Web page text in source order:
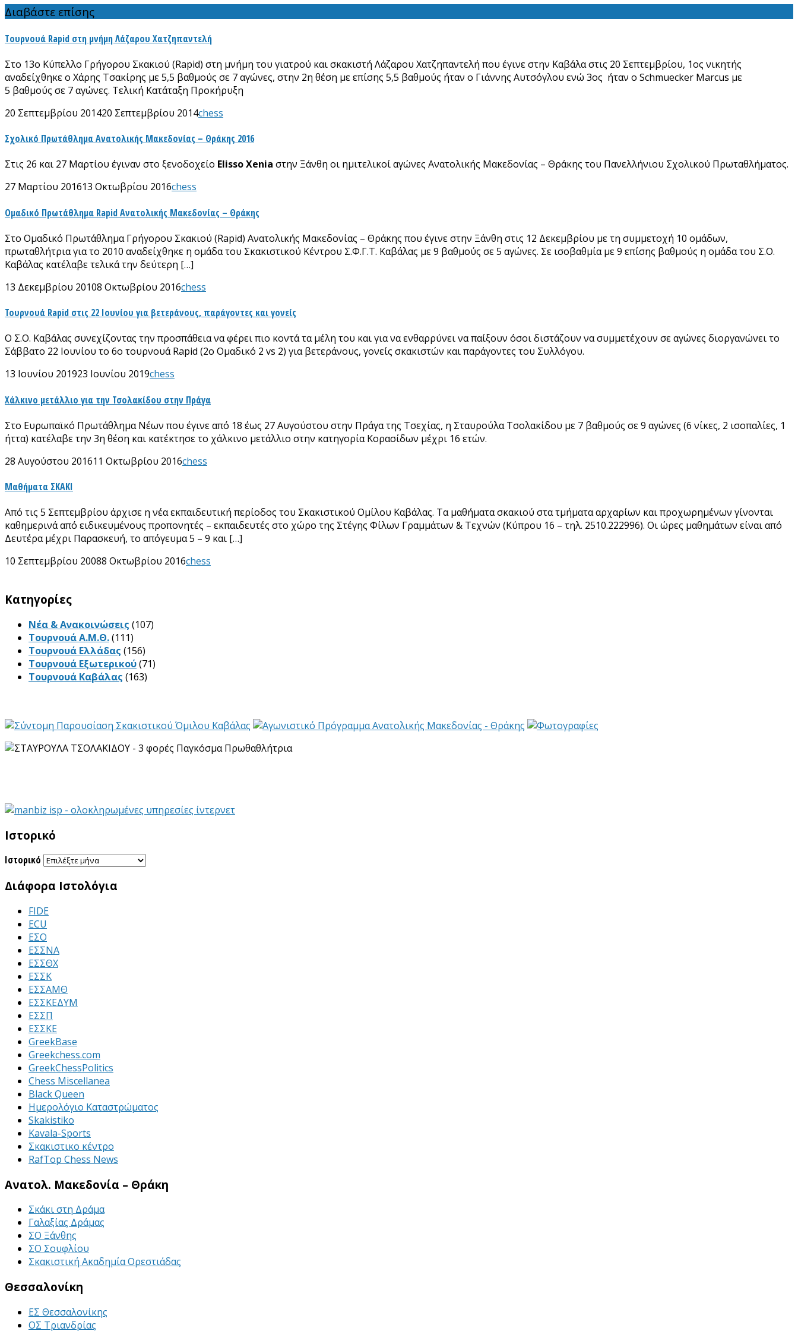
Διαβάστε επίσης
Tουρνουά Rapid στη μνήμη Λάζαρου Χατζηπαντελή
Στο 13ο Κύπελλο Γρήγορου Σκακιού (Rapid) στη μνήμη του γιατρού και σκακιστή Λάζαρου Χατζηπαντελή που έγινε στην Καβάλα στις 20 Σεπτεμβρίου, 1ος νικητής
αναδείχθηκε ο Χάρης Τσακίρης με 5,5 βαθμούς σε 7 αγώνες, στην 2η θέση με επίσης 5,5 βαθμούς ήταν ο Γιάννης Αυτσόγλου ενώ 3ος ήταν ο Schmuecker Marcus με
5 βαθμούς σε 7 αγώνες. Τελική Κατάταξη Προκήρυξη
20 Σεπτεμβρίου 201420 Σεπτεμβρίου 2014chess
Σχολικό Πρωτάθλημα Ανατολικής Μακεδονίας – Θράκης 2016
Στις 26 και 27 Μαρτίου έγιναν στο ξενοδοχείο Elisso Xenia στην Ξάνθη οι ημιτελικοί αγώνες Ανατολικής Μακεδονίας – Θράκης του Πανελλήνιου Σχολικού Πρωταθλήματος.
27 Μαρτίου 201613 Οκτωβρίου 2016chess
Ομαδικό Πρωτάθλημα Rapid Ανατολικής Μακεδονίας – Θράκης
Στο Ομαδικό Πρωτάθλημα Γρήγορου Σκακιού (Rapid) Ανατολικής Μακεδονίας – Θράκης που έγινε στην Ξάνθη στις 12 Δεκεμβρίου με τη συμμετοχή 10 ομάδων,
πρωταθλήτρια για το 2010 αναδείχθηκε η ομάδα του Σκακιστικού Κέντρου Σ.Φ.Γ.Τ. Καβάλας με 9 βαθμούς σε 5 αγώνες. Σε ισοβαθμία με 9 επίσης βαθμούς η ομάδα του Σ.Ο.
Καβάλας κατέλαβε τελικά την δεύτερη […]
13 Δεκεμβρίου 20108 Οκτωβρίου 2016chess
Τουρνουά Rapid στις 22 Ιουνίου για βετεράνους, παράγοντες και γονείς
Ο Σ.Ο. Καβάλας συνεχίζοντας την προσπάθεια να φέρει πιο κοντά τα μέλη του και για να ενθαρρύνει να παίξουν όσοι διστάζουν να συμμετέχουν σε αγώνες διοργανώνει το
Σάββατο 22 Ιουνίου το 6ο τουρνουά Rapid (2ο Ομαδικό 2 vs 2) για βετεράνους, γονείς σκακιστών και παράγοντες του Συλλόγου.
13 Ιουνίου 201923 Ιουνίου 2019chess
Χάλκινο μετάλλιο για την Τσολακίδου στην Πράγα
Στο Ευρωπαϊκό Πρωτάθλημα Νέων που έγινε από 18 έως 27 Αυγούστου στην Πράγα της Τσεχίας, η Σταυρούλα Τσολακίδου με 7 βαθμούς σε 9 αγώνες (6 νίκες, 2 ισοπαλίες, 1
ήττα) κατέλαβε την 3η θέση και κατέκτησε το χάλκινο μετάλλιο στην κατηγορία Κορασίδων μέχρι 16 ετών.
28 Αυγούστου 201611 Οκτωβρίου 2016chess
Μαθήματα ΣΚΑΚΙ
Από τις 5 Σεπτεμβρίου άρχισε η νέα εκπαιδευτική περίοδος του Σκακιστικού Ομίλου Καβάλας. Τα μαθήματα σκακιού στα τμήματα αρχαρίων και προχωρημένων γίνονται
καθημερινά από ειδικευμένους προπονητές – εκπαιδευτές στο χώρο της Στέγης Φίλων Γραμμάτων & Τεχνών (Κύπρου 16 – τηλ. 2510.222996). Οι ώρες μαθημάτων είναι από
Δευτέρα μέχρι Παρασκευή, το απόγευμα 5 – 9 και […]
10 Σεπτεμβρίου 20088 Οκτωβρίου 2016chess
Kατηγορίες
Νέα & Ανακοινώσεις (107)
Τουρνουά Α.Μ.Θ.(111)
Τουρνουά Ελλάδας (156)
Τουρνουά Εξωτερικού(71)
Τουρνουά Καβάλας (163)
Ιστορικό
Ιστορικό
Διάφορα Ιστολόγια
FIDE
ECU
ΕΣΟ
ΕΣΣΝΑ
ΕΣΣΘΧ
ΕΣΣΚ
ΕΣΣΑΜΘ
ΕΣΣΚΕΔΥΜ
ΕΣΣΠ
ΕΣΣΚΕ
GreekBase
Greekchess.com
GreekChessPolitics
Chess Miscellanea
Black Queen
Ημερολόγιο Καταστρώματος
Skakistiko
Kavala-Sports
Σκακιστικο κέντρο
RafTop Chess News
Ανατολ. Μακεδονία – Θράκη
Σκάκι στη Δράμα
Γαλαξίας Δράμας
ΣΟ Ξάνθης
ΣΟ Σουφλίου
Σκακιστική Ακαδημία Ορεστιάδας
Θεσσαλονίκη
ΕΣ Θεσσαλονίκης
ΟΣ Τριανδρίας